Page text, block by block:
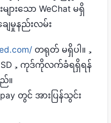
းသော WeChat မရှိ
ျေမှုနည်းလမ်း
တရုတ် မရှိပါ။，
，ကုဒ်ကိုလက်ခံရရှိရန်
။
တွင် အားပြန်သွင်း